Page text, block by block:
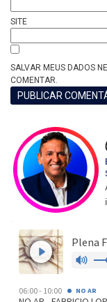
SITE
SALVAR MEUS DADOS
COMENTAR.